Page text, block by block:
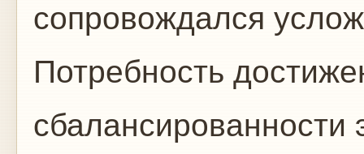
сопровождался
Потребность